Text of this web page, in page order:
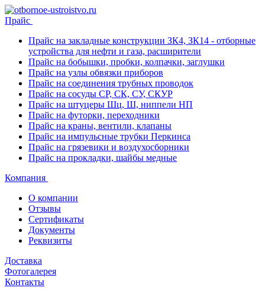
Прайс
Прайс на закладные конструкции ЗК4, ЗК14 - отборные
устройства для нефти и газа, расширители
Прайс на бобышки, пробки, колпачки, заглушки
Прайс на узлы обвязки приборов
Прайс на соединения трубных проводок
Прайс на сосуды СР, СК, СУ, СКУР
Прайс на штуцеры Шц, Ш, ниппели НП
Прайс на футорки, переходники
Прайс на краны, вентили, клапаны
Прайс на импульсные трубки Перкинса
Прайс на грязевики и воздухосборники
Прайс на прокладки, шайбы медные
Компания
О компании
Отзывы
Сертификаты
Документы
Реквизиты
Доставка
Фотогалерея
Контакты